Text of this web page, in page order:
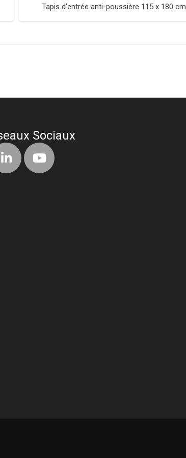
Tapis d’entrée anti-poussière 115 x 180 cm
Sociaux